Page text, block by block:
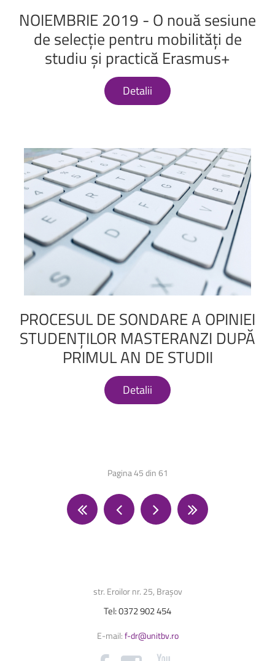
NOIEMBRIE2019 - O nouăsesiune
de selecție pentru mobilități de
studiu și practică Erasmus+
Detalii
PROCESUL DESONDAREA OPINIEI
STUDENȚILOR MASTERANZI DUPĂ
PRIMULAN DESTUDII
Detalii
Pagina 45 din 61
str. Eroilor nr. 25, Brașov
Tel:0372902454
E-mail:f-dr@unitbv.ro